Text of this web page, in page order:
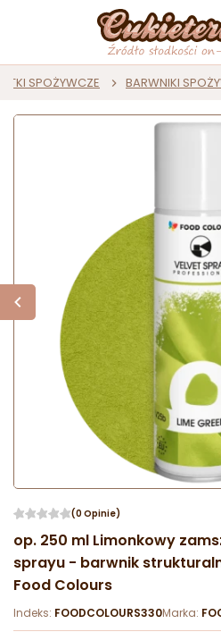
SPOŻYWCZE BARWNIKI
(0 Opinie)
op. 250 ml Limonkowy
sprayu - barwnik
Food Colours
Indeks: FOODCOLOURS330Marka: